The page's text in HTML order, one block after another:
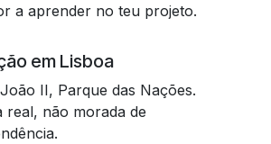
a aprender no teu projeto.
em Lisboa
II, Parque das Nações.
real, não morada de